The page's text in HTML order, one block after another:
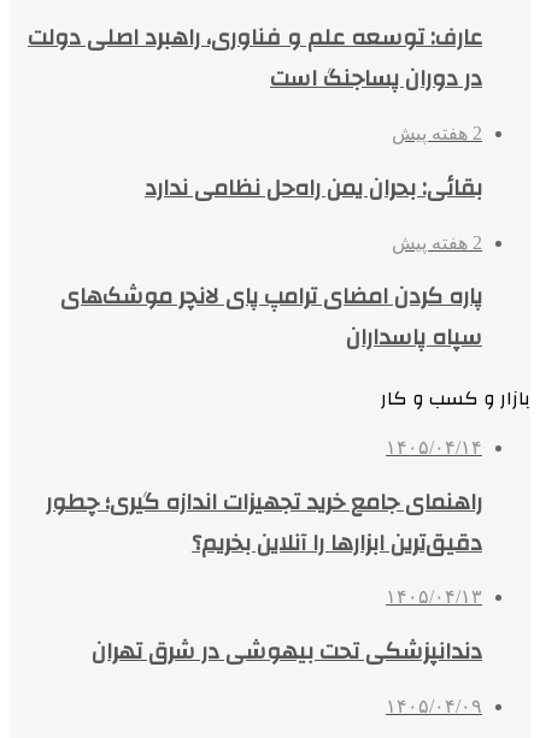
عارف: توسعه علم و فناوری، راهبرد اصلی دولت
در دوران پساجنگ است
2 هفته پیش
بقائی: بحران یمن راه‌حل نظامی ندارد
2 هفته پیش
پاره کردن امضای ترامپ پای لانچر موشک‌های
سپاه پاسداران
بازار و کسب و کار
۱۴۰۵/۰۴/۱۴
راهنمای جامع خرید تجهیزات اندازه گیری؛ چطور
دقیق‌ترین ابزارها را آنلاین بخریم؟
۱۴۰۵/۰۴/۱۳
دندانپزشکی تحت بیهوشی در شرق تهران
۱۴۰۵/۰۴/۰۹